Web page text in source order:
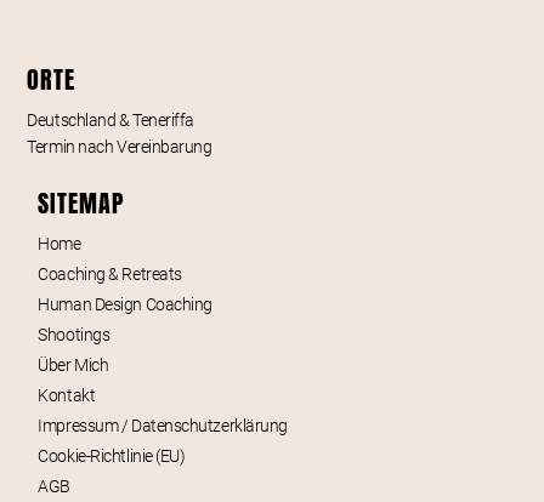
ORTE
Deutschland & Teneriffa
Termin nach Vereinbarung
SITEMAP
Home
Coaching & Retreats
Human Design Coaching
Shootings
Über Mich
Kontakt
Impressum / Datenschutzerklärung
Cookie-Richtlinie (EU)
AGB